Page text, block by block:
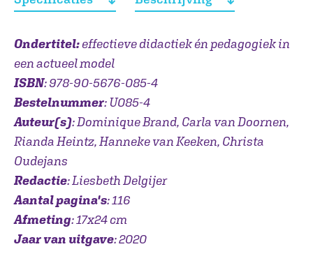
Ondertitel:effectieve didactiek én pedagogiek in
een actueel model
ISBN: 978-90-5676-085-4
Bestelnummer: U085-4
Auteur(s): Dominique Brand, Carla van Doornen,
Rianda Heintz, Hanneke van Keeken, Christa
Oudejans
Redactie: Liesbeth Delgijer
Aantal pagina's: 116
Afmeting: 17x24 cm
Jaar van uitgave: 2020